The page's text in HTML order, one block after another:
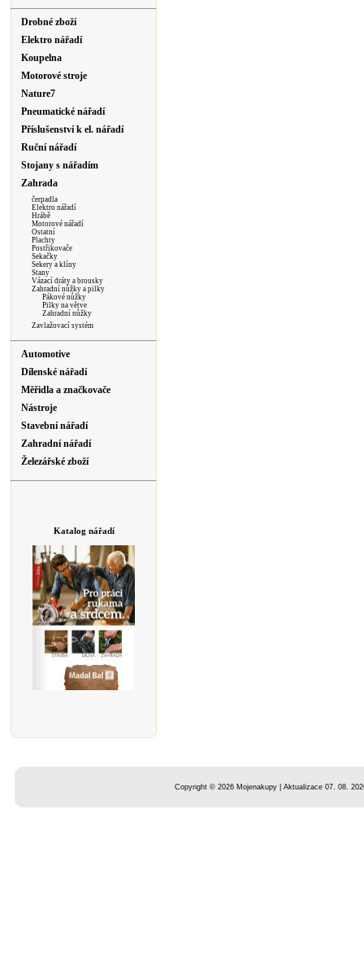
Drobné zboží
Elektro nářadí
Koupelna
Motorové stroje
Nature7
Pneumatické nářadí
Příslušenství k el. nářadí
Ruční nářadí
Stojany s nářadím
Zahrada
čerpadla
Elektro nářadí
Hrábě
Motorové nářadí
Ostatní
Plachty
Postřikovače
Sekačky
Sekery a klíny
Stany
Vázací dráty a brousky
Zahradní nůžky a pilky
Pákové nůžky
Pilky na větve
Zahradní nůžky
Zavlažovací systém
Automotive
Dílenské nářadí
Měřidla a značkovače
Nástroje
Stavební nářadí
Zahradní nářadí
Železářské zboží
Katalog nářadí
Copyright © 2026 Mojenakupy | Aktualizace 07. 08.